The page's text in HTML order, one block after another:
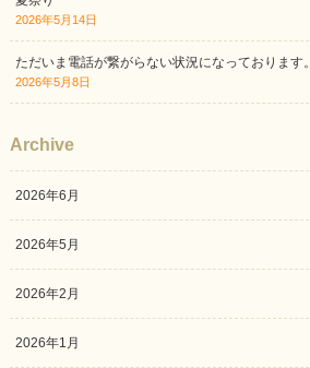
2026年5月14日
ただいま電話が繋がらない状況になっております。
2026年5月8日
Archive
2026年6月
2026年5月
2026年2月
2026年1月